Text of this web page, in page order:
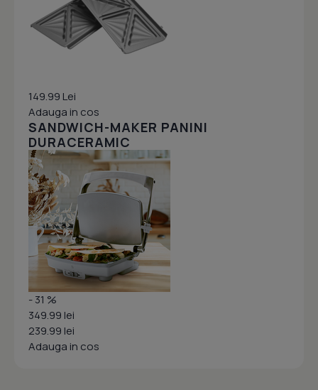
149.99 Lei
Adauga in cos
SANDWICH-MAKER PANINI
DURACERAMIC
- 31 %
349.99 lei
239.99 lei
Adauga in cos